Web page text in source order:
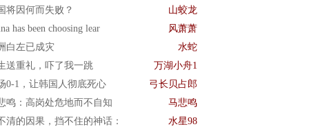
将因何而失败？ 山蛟龙
has been choosing lear 风萧萧
白左已成灾 水蛇
送重礼，吓了我一跳 万湖小舟1
0-1，让韩国人彻底死心 弓长贝占郎
鸣：高岗处危地而不自知 马悲鸣
清的因果，挡不住的神话： 水星98